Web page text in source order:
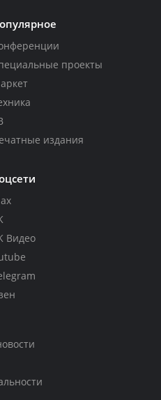
проекты
издания
Видео